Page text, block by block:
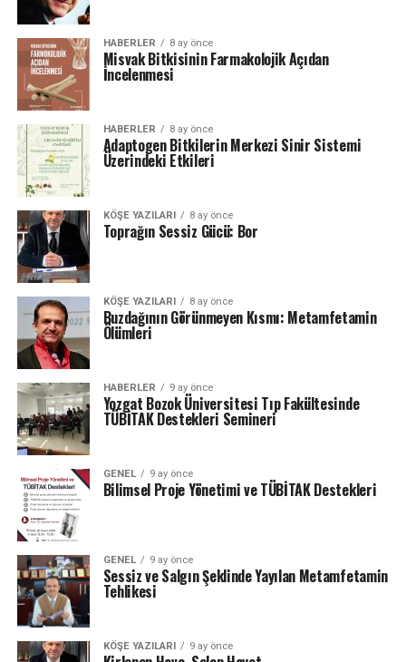
HABERLER 8 ay önce
Misvak Bitkisinin Farmakolojik Açıdan
İncelenmesi
HABERLER 8 ay önce
Adaptogen Bitkilerin Merkezi Sinir Sistemi
Üzerindeki Etkileri
KÖŞE YAZILARI 8 ay önce
Toprağın Sessiz Gücü: Bor
KÖŞE YAZILARI 8 ay önce
Buzdağının Görünmeyen Kısmı: Metamfetamin
Ölümleri
HABERLER 9 ay önce
Yozgat Bozok Üniversitesi Tıp Fakültesinde
TÜBİTAK Destekleri Semineri
GENEL 9 ay önce
Bilimsel Proje Yönetimi ve TÜBİTAK Destekleri
GENEL 9 ay önce
Sessiz ve Salgın Şeklinde Yayılan Metamfetamin
Tehlikesi
KÖŞE YAZILARI 9 ay önce